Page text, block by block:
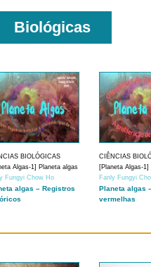
Biológicas
BIOLÓGICAS
Algas-1] Planeta algas
Fungyi Chow Ho
algas – Registros
CIÊNCIAS
[Planeta Algas-1]
Fanly Fungyi
Planeta algas
vermelhas